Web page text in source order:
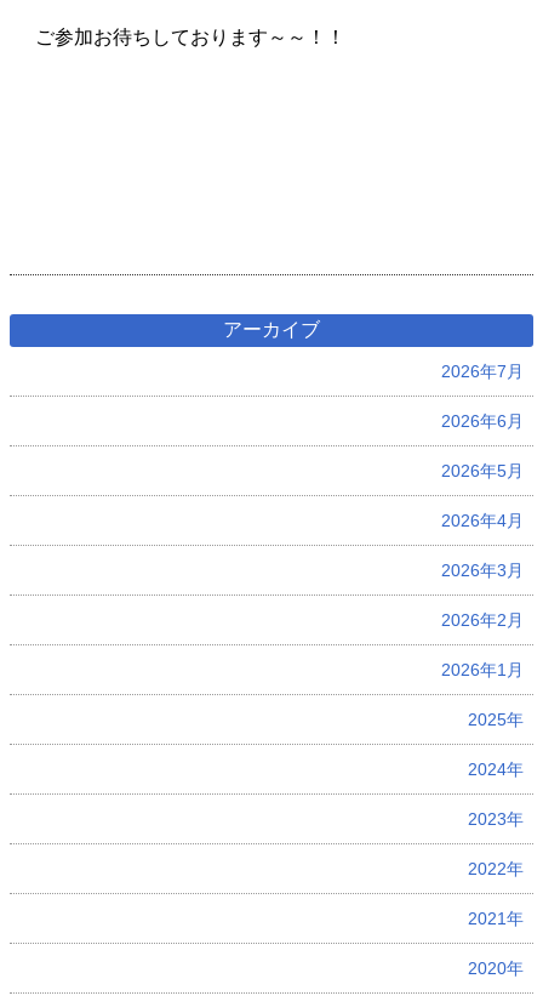
ご参加お待ちしております～～！！
アーカイブ
2026年7月
2026年6月
2026年5月
2026年4月
2026年3月
2026年2月
2026年1月
2025年
2024年
2023年
2022年
2021年
2020年